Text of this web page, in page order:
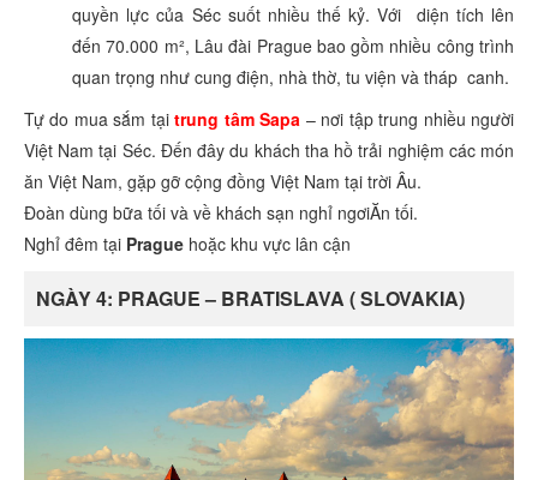
quyền lực của Séc suốt nhiều thế kỷ. Với diện tích lên
đến 70.000 m², Lâu đài Prague bao gồm nhiều công trình
quan trọng như cung điện, nhà thờ, tu viện và tháp canh.
Tự do mua sắm tạitrung tâm Sapa – nơi tập trung nhiều người
Việt Nam tại Séc. Đến đây du khách tha hồ trải nghiệm các món
ăn Việt Nam, gặp gỡ cộng đồng Việt Nam tại trời Âu.
Đoàn dùng bữa tối và về khách sạn nghỉ ngơiĂn tối.
Nghỉ đêm tại Prague hoặc khu vực lân cận
NGÀY 4: PRAGUE – BRATISLAVA ( SLOVAKIA)